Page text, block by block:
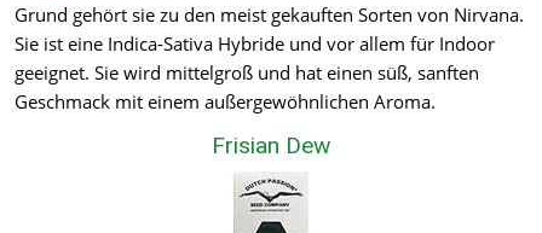
Grund gehört sie zu den meist gekauften Sorten von Nirvana.
Sie ist eine Indica-Sativa Hybride und vor allem für Indoor
geeignet. Sie wird mittelgroß und hat einen süß, sanften
Geschmack mit einem außergewöhnlichen Aroma.
Frisian Dew